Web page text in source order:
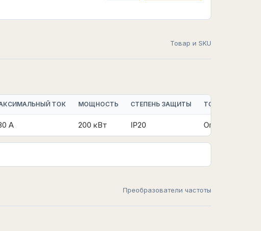
Товар и SKU
ТОК МОЩНОСТЬ СТЕПЕНЬ ЗАЩИТЫ ТОРМОЗНОЙ
А 200 кВт IP20
Преобразователи частоты